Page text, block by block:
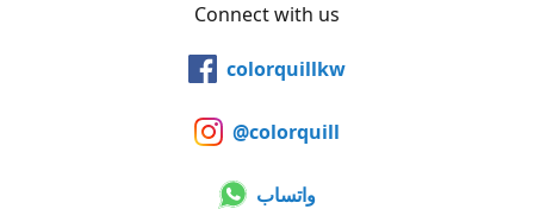
Connect with us
colorquillkw
@colorquill
واتساب